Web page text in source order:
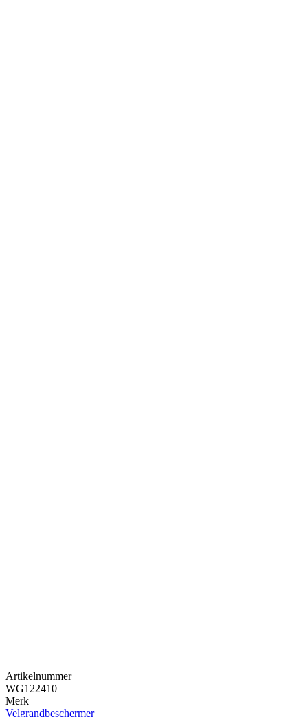
Artikelnummer
WG122410
Merk
Velgrandbeschermer